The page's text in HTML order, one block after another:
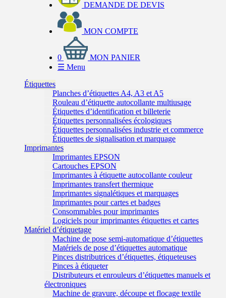
DEMANDE DE DEVIS
MON COMPTE
0
MON PANIER
☰ Menu
Étiquettes
Planches d’étiquettes A4, A3 et A5
Rouleau d’étiquette autocollante multiusage
Étiquettes d’identification et billeterie
Étiquettes personnalisées écologiques
Étiquettes personnalisées industrie et commerce
Étiquettes de signalisation et marquage
Imprimantes
Imprimantes EPSON
Cartouches EPSON
Imprimantes à étiquette autocollante couleur
Imprimantes transfert thermique
Imprimantes signalétiques et marquages
Imprimantes pour cartes et badges
Consommables pour imprimantes
Logiciels pour imprimantes étiquettes et cartes
Matériel d’étiquetage
Machine de pose semi-automatique d’étiquettes
Matériels de pose d’étiquettes automatique
Pinces distributrices d’étiquettes, étiqueteuses
Pinces à étiqueter
Distributeurs et enrouleurs d’étiquettes manuels et
électroniques
Machine de gravure, découpe et flocage textile